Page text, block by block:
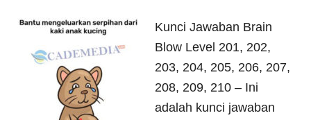
Kunci Jawaban Brain
Blow Level 201, 202,
203, 204, 205, 206, 207,
208, 209, 210 – Ini
adalah kunci jawaban